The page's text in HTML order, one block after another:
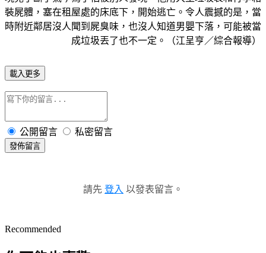
裝屍體，塞在租屋處的床底下，開始逃亡。令人震撼的是，當
時附近鄰居沒人聞到屍臭味，也沒人知道男嬰下落，可能被當
成垃圾丟了也不一定。（江呈亨／綜合報導）
載入更多
公開留言 私密留言
發佈留言
請先 登入 以發表留言。
Recommended